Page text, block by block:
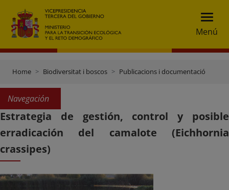
Menú
Home Biodiversitat i boscos Publicacions i documentació
Navegación
Estrategia de gestión, control y posible
erradicación del camalote (Eichhornia
crassipes)